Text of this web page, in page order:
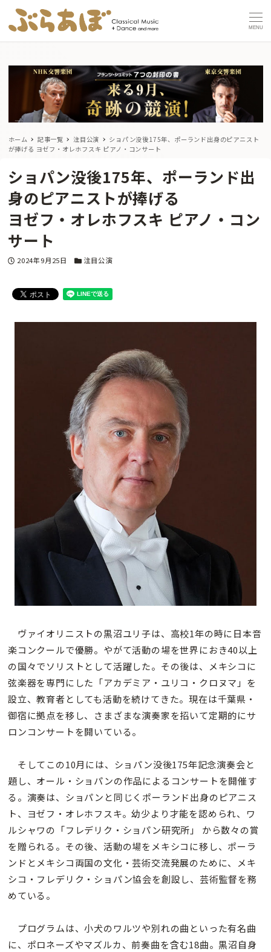
MENU
ホーム 記事一覧 注目公演
ショパン没後175年、ポーランド出身のピアニスト
が捧げる ヨゼフ・オレホフスキ ピアノ・コンサート
ショパン没後175年、ポーランド出
身のピアニストが捧げる
ヨゼフ・オレホフスキ ピアノ・コン
サート
投稿日
2024年9月25日 カテゴリー
注目公演
ヴァイオリニストの黒沼ユリ子は、高校1年の時に日本音
楽コンクールで優勝。やがて活動の場を世界におき40以上
の国々でソリストとして活躍した。その後は、メキシコに
弦楽器を専門にした「アカデミア・ユリコ・クロヌマ」を
設立、教育者としても活動を続けてきた。現在は千葉県・
御宿に拠点を移し、さまざまな演奏家を招いて定期的にサ
ロンコンサートを開いている。
そしてこの10月には、ショパン没後175年記念演奏会と
題し、オール・ショパンの作品によるコンサートを開催す
る。演奏は、ショパンと同じくポーランド出身のピアニス
ト、ヨゼフ・オレホフスキ。幼少より才能を認められ、ワ
ルシャワの「フレデリク・ショパン研究所」 から数々の賞
を贈られる。その後、活動の場をメキシコに移し、ポーラ
ンドとメキシコ両国の文化・芸術交流発展のために、メキ
シコ・フレデリク・ショパン協会を創設し、芸術監督を務
めている。
プログラムは、小犬のワルツや別れの曲といった有名曲
に、ポロネーズやマズルカ、前奏曲を含む18曲。黒沼自身